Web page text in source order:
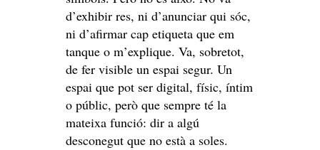
d’exhibir res, ni d’anunciar qui sóc,
ni d’afirmar cap etiqueta que em
tanque o m’explique. Va, sobretot,
de fer visible un espai segur. Un
espai que pot ser digital, físic, íntim
o públic, però que sempre té la
mateixa funció: dir a algú
desconegut que no està a soles.